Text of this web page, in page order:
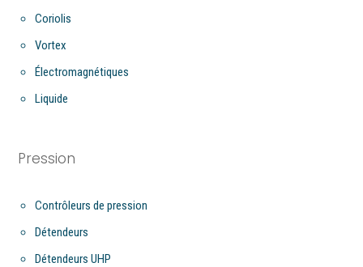
Coriolis
Vortex
Électromagnétiques
Liquide
Pression
Contrôleurs de pression
Détendeurs
Détendeurs UHP